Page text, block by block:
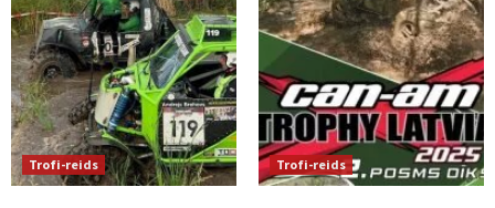
Trofi-reids Trofi-reids